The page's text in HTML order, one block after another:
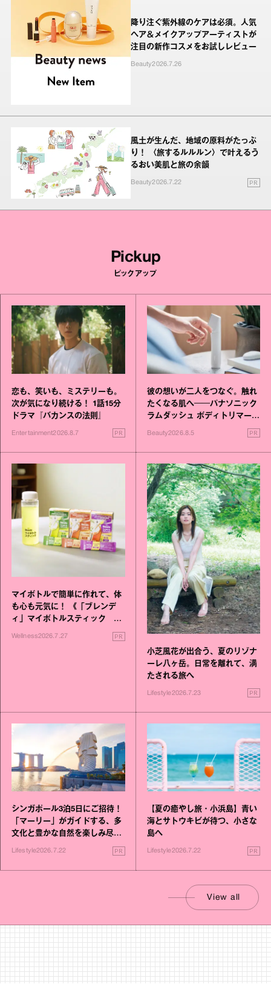
降り注ぐ紫外線のケアは必須。人気
ヘア＆メイクアップアーティストが
注目の新作コスメをお試しレビュー
Beauty2026.7.26
風土が生んだ、地域の原料がたっぷ
り！ 〈旅するルルルン〉で叶えるう
るおい美肌と旅の余韻
Beauty2026.7.22 PR
Pickup
ピックアップ
恋も、笑いも、ミステリーも。
次が気になり続ける！ 1話15分
ドラマ『バカンスの法則』
Entertainment2026.8.7 PR
彼の想いが二人をつなぐ。触れ
たくなる肌へ──パナソニック
ラムダッシュ ボディトリマーが
Beauty2026.8.5 PR
マイボトルで簡単に作れて、体
も心も元気に！ 《「ブレンデ
ィ」マイボトルスティック い
いこと毎日》シリーズが誕生
Wellness2026.7.27 PR
小芝風花が出合う、夏のリゾナ
ーレ八ヶ岳。日常を離れて、満
たされる旅へ
Lifestyle2026.7.23 PR
シンガポール3泊5日にご招待！
「マーリー」がガイドする、多
文化と豊かな自然を楽しみ尽く
Lifestyle2026.7.22 PR
【夏の癒やし旅・小浜島】青い
海とサトウキビが待つ、小さな
島へ
Lifestyle2026.7.22 PR
View all